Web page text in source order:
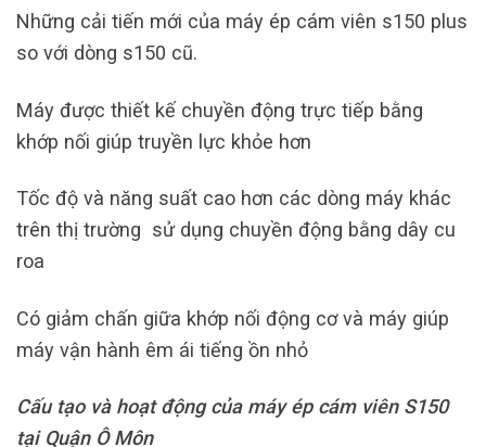
Những cải tiến mới của máy ép cám viên s150 plus
so với dòng s150 cũ.
Máy được thiết kế chuyền động trực tiếp bằng
khớp nối giúp truyền lực khỏe hơn
Tốc độ và năng suất cao hơn các dòng máy khác
trên thị trường sử dụng chuyền động bằng dây cu
roa
Có giảm chấn giữa khớp nối động cơ và máy giúp
máy vận hành êm ái tiếng ồn nhỏ
Cấu tạo và hoạt động của máy ép cám viên S150
tại Quận Ô Môn